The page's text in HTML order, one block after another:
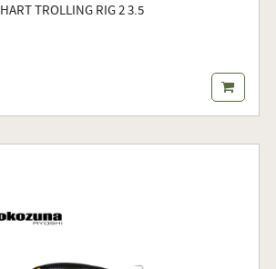
HART TROLLING RIG 2 3.5